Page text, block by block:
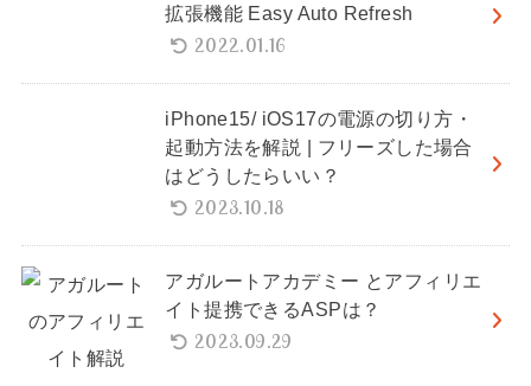
拡張機能 Easy Auto Refresh
2022.01.16
iPhone15/ iOS17の電源の切り方・
起動方法を解説 | フリーズした場合
はどうしたらいい？
2023.10.18
アガルートアカデミー とアフィリエ
イト提携できるASPは？
2023.09.29